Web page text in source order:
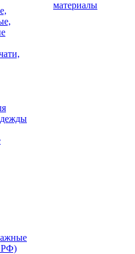
РФ)
материалы